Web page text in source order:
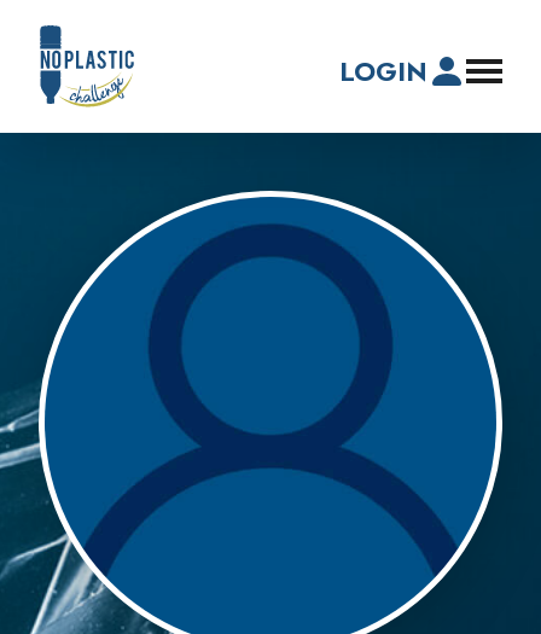
LOGIN